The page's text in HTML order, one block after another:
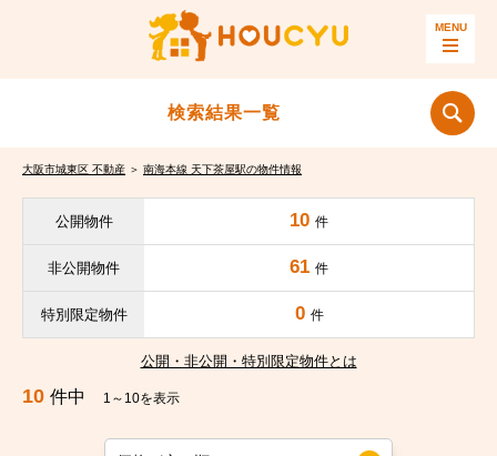
検索結果一覧
大阪市城東区 不動産 ＞ 南海本線 天下茶屋駅の物件情報
公開物件 10 件
非公開物件 61 件
特別限定物件 0 件
公開・非公開・特別限定物件とは
10 件中 1～10を表示